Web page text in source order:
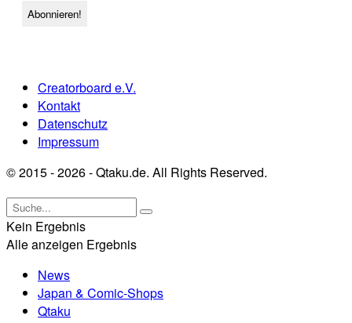
Creatorboard e.V.
Kontakt
Datenschutz
Impressum
© 2015 - 2026 - Qtaku.de. All Rights Reserved.
Kein Ergebnis
Alle anzeigen Ergebnis
News
Japan & Comic-Shops
Qtaku